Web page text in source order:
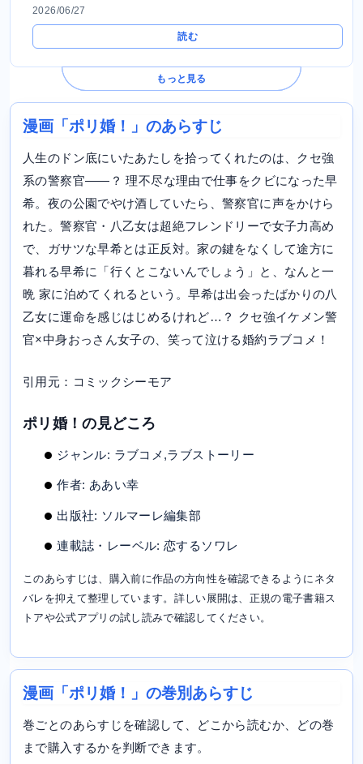
2026/06/27
読む
もっと見る
漫画「ポリ婚！」のあらすじ
人生のドン底にいたあたしを拾ってくれたのは、クセ強
系の警察官――？ 理不尽な理由で仕事をクビになった早
希。夜の公園でやけ酒していたら、警察官に声をかけら
れた。警察官・八乙女は超絶フレンドリーで女子力高め
で、ガサツな早希とは正反対。家の鍵をなくして途方に
暮れる早希に「行くとこないんでしょう」と、なんと一
晩 家に泊めてくれるという。早希は出会ったばかりの八
乙女に運命を感じはじめるけれど…？ クセ強イケメン警
官×中身おっさん女子の、笑って泣ける婚約ラブコメ！
引用元：コミックシーモア
ポリ婚！の見どころ
ジャンル: ラブコメ,ラブストーリー
作者: ああい幸
出版社: ソルマーレ編集部
連載誌・レーベル: 恋するソワレ
このあらすじは、購入前に作品の方向性を確認できるようにネタ
バレを抑えて整理しています。詳しい展開は、正規の電子書籍ス
トアや公式アプリの試し読みで確認してください。
漫画「ポリ婚！」の巻別あらすじ
巻ごとのあらすじを確認して、どこから読むか、どの巻
まで購入するかを判断できます。